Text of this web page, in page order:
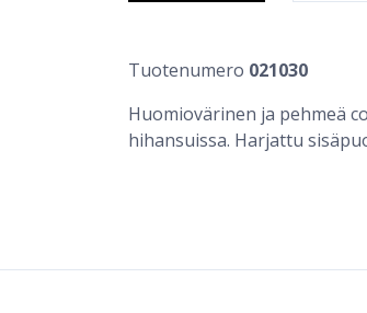
Tuotenumero 021030
Huomiovärinen ja pehmeä
hihansuissa. Harjattu